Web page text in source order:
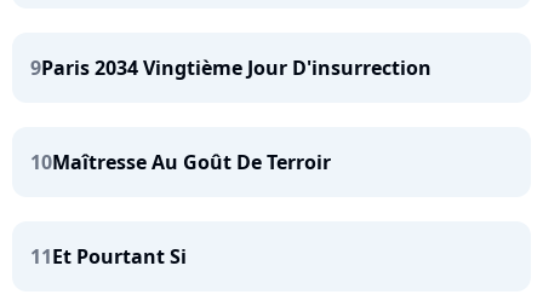
9Paris 2034 Vingtième Jour D'insurrection
10Maîtresse Au Goût De Terroir
11Et Pourtant Si